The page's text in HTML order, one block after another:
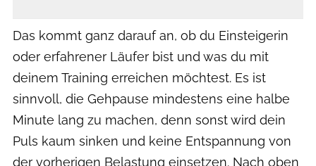
Das kommt ganz darauf an, ob du Einsteigerin
oder erfahrener Läufer bist und was du mit
deinem Training erreichen möchtest. Es ist
sinnvoll, die Gehpause mindestens eine halbe
Minute lang zu machen, denn sonst wird dein
Puls kaum sinken und keine Entspannung von
der vorherigen Belastung einsetzen. Nach oben